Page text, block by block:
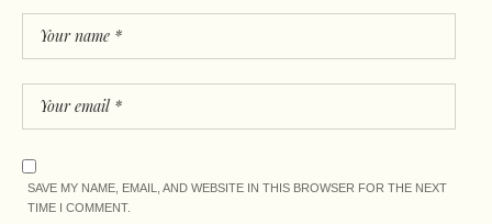
SAVE MY NAME, EMAIL, AND WEBSITE IN THIS BROWSER FOR THE NEXT
TIME I COMMENT.